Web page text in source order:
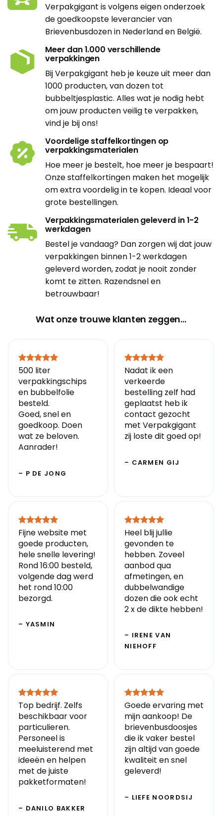
Verpakgigant is volgens eigen onderzoek
de goedkoopste leverancier van
Brievenbusdozen in Nederland en België.
Meer dan 1.000 verschillende
verpakkingen
Bij Verpakgigant heb je keuze uit meer dan
1000 producten, van dozen tot
bubbeltjesplastic. Alles wat je nodig hebt
om jouw producten veilig te verpakken,
vind je bij ons!
Voordelige staffelkortingen op
verpakkingsmaterialen
Hoe meer je bestelt, hoe meer je bespaart!
Onze staffelkortingen maken het mogelijk
om extra voordelig in te kopen. Ideaal voor
grote bestellingen.
Verpakkingsmaterialen geleverd in 1-2
werkdagen
Bestel je vandaag? Dan zorgen wij dat jouw
verpakkingen binnen 1-2 werkdagen
geleverd worden, zodat je nooit zonder
komt te zitten. Razendsnel en
betrouwbaar!
Wat onze trouwe klanten zeggen…
500 liter
verpakkingschips
en bubbelfolie
besteld.
Goed, snel en
goedkoop. Doen
wat ze beloven.
Aanrader!
– P DE JONG
Nadat ik een
verkeerde
bestelling zelf had
geplaatst heb ik
contact gezocht
met Verpakgigant
zij loste dit goed op!
– CARMEN GIJ
Fijne website met
goede producten,
hele snelle levering!
Rond 16:00 besteld,
volgende dag werd
het rond 10:00
bezorgd.
– YASMIN
Heel blij jullie
gevonden te
hebben. Zoveel
aanbod qua
afmetingen, en
dubbelwandige
dozen die ook echt
2 x de dikte hebben!
– IRENE VAN
NIEHOFF
Top bedrijf. Zelfs
beschikbaar voor
particulieren.
Personeel is
meeluisterend met
ideeën en helpen
met de juiste
pakketformaten!
– DANILO BAKKER
Goede ervaring met
mijn aankoop! De
brievenbusdoosjes
die ik vaker bestel
zijn altijd van goede
kwaliteit en snel
geleverd!
– LIEFE NOORDSIJ